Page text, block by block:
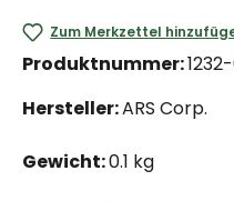
Zum Merkzettel
Produktnummer:
Hersteller:ARS Corp.
Gewicht:0.1 kg